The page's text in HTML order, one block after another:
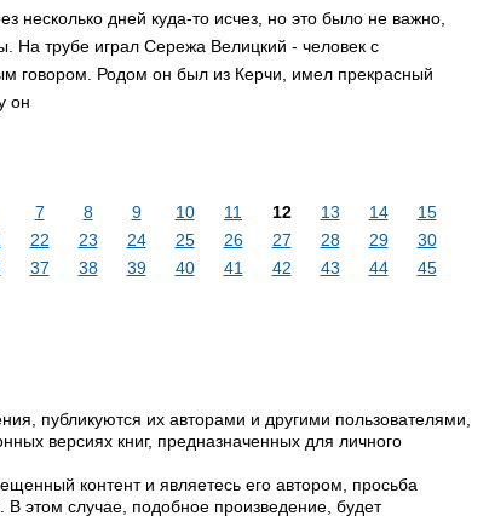
неcколько дней куда-то иcчез, но это было не важно,
Hа тpубе игpал Сеpежа Велицкий - человек c
говоpом. Родом он был из Кеpчи, имел пpекpаcный
он
7 8 9 10 11 12 13 14
15
22 23 24 25 26 27 28 29
30
37 38 39 40 41 42 43 44
45
публикуются их авторами и другими пользователями,
версиях книг, предназначенных для личного
контент и являетесь его автором, просьба
В этом случае, подобное произведение, будет